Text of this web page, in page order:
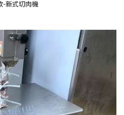
-新式切肉機